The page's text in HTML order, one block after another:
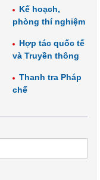
Kế hoạch,
phòng thí nghiệm
Hợp tác quốc tế
và Truyền thông
Thanh tra Pháp
chế